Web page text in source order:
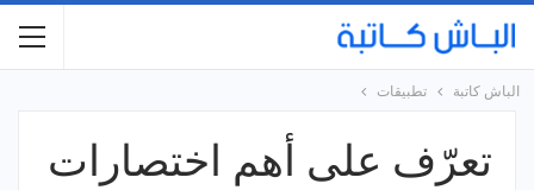
الباش كاتبة تطبيقات
تعرّف على أهم اختصارات